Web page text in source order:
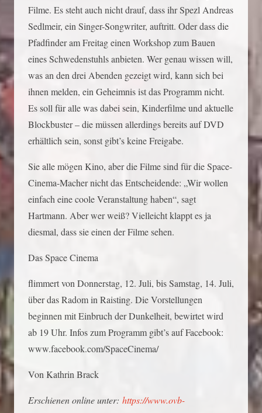
Filme. Es steht auch nicht drauf, dass ihr Spezl Andreas
Sedlmeir, ein Singer-Songwriter, auftritt. Oder dass die
Pfadfinder am Freitag einen Workshop zum Bauen
eines Schwedenstuhls anbieten. Wer genau wissen will,
was an den drei Abenden gezeigt wird, kann sich bei
ihnen melden, ein Geheimnis ist das Programm nicht.
Es soll für alle was dabei sein, Kinderfilme und aktuelle
Blockbuster – die müssen allerdings bereits auf DVD
erhältlich sein, sonst gibt’s keine Freigabe.
Sie alle mögen Kino, aber die Filme sind für die Space-
Cinema-Macher nicht das Entscheidende: „Wir wollen
einfach eine coole Veranstaltung haben“, sagt
Hartmann. Aber wer weiß? Vielleicht klappt es ja
diesmal, dass sie einen der Filme sehen.
Das Space Cinema
flimmert von Donnerstag, 12. Juli, bis Samstag, 14. Juli,
über das Radom in Raisting. Die Vorstellungen
beginnen mit Einbruch der Dunkelheit, bewirtet wird
ab 19 Uhr. Infos zum Programm gibt’s auf Facebook:
www.facebook.com/SpaceCinema/
Von Kathrin Brack
Erschienen online unter: https://www.ovb-